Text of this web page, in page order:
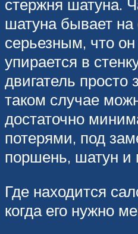
стержня шатуна.
шатуна бывает на
серьезным, что он
упирается в
двигатель просто
таком случае
достаточно
потерями, под
поршень, шатун и
Где находится
когда его нужно